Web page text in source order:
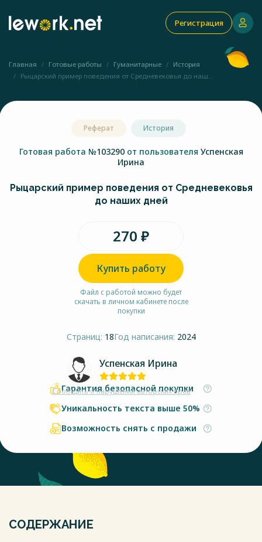
Регистрация
Главная Готовые работы Гуманитарные
История
Рыцарский пример поведения от Средневековья до наш...
Реферат История
Готовая работа №103290 от пользователя Успенская
Ирина
Рыцарский пример поведения от Средневековья
до наших дней
270 ₽
Купить работу
Файл с работой можно будет
скачать в личном кабинете после
покупки
Страниц: 18Год написания: 2024
Успенская Ирина
Сообщить о нарушении авторских прав
Гарантия безопасной покупки
Уникальность текста выше 50%
Возможность снять с продажи
СОДЕРЖАНИЕ